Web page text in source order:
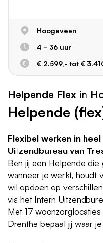
Hoogeveen
4 - 36 uur
€ 2.599,- tot €
Helpende Flex in
Helpende
Flexibel werken in
Uitzendbureau van
Ben jij een Helpende
wanneer je werkt, houdt
wil opdoen op
via het Intern
Met 17
Drenthe bepaal jij waar